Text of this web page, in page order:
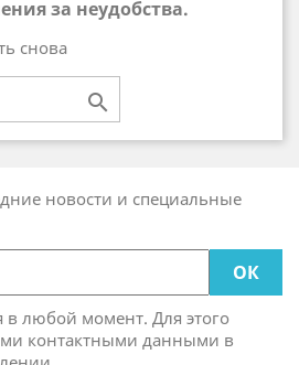
за неудобства.
снова

новости и специальные
в любой момент. Для этого
контактными данными в